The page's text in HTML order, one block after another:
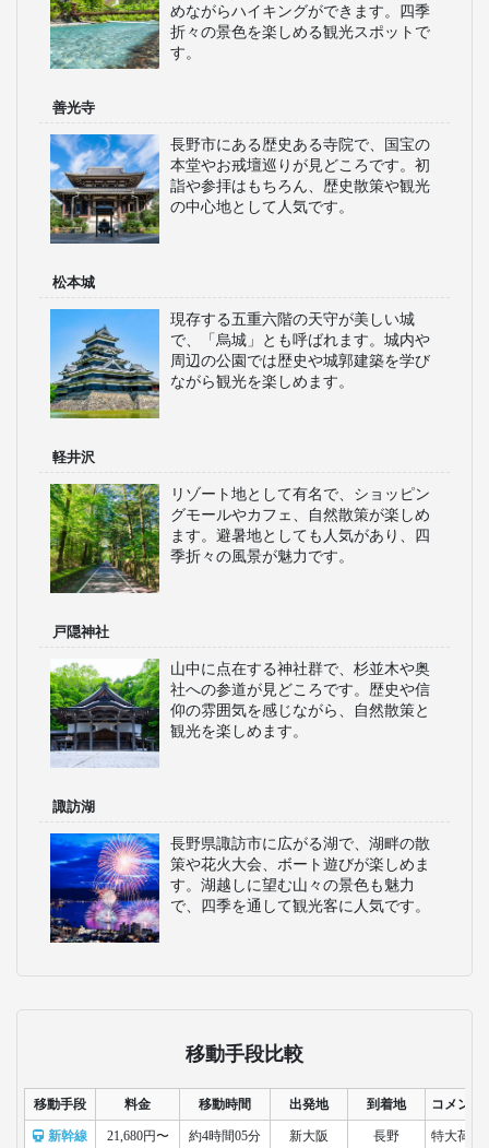
めながらハイキングができます。四季
折々の景色を楽しめる観光スポットで
す。
善光寺
長野市にある歴史ある寺院で、国宝の
本堂やお戒壇巡りが見どころです。初
詣や参拝はもちろん、歴史散策や観光
の中心地として人気です。
松本城
現存する五重六階の天守が美しい城
で、「烏城」とも呼ばれます。城内や
周辺の公園では歴史や城郭建築を学び
ながら観光を楽しめます。
軽井沢
リゾート地として有名で、ショッピン
グモールやカフェ、自然散策が楽しめ
ます。避暑地としても人気があり、四
季折々の風景が魅力です。
戸隠神社
山中に点在する神社群で、杉並木や奥
社への参道が見どころです。歴史や信
仰の雰囲気を感じながら、自然散策と
観光を楽しめます。
諏訪湖
長野県諏訪市に広がる湖で、湖畔の散
策や花火大会、ボート遊びが楽しめま
す。湖越しに望む山々の景色も魅力
で、四季を通して観光客に人気です。
移動手段比較
移動手段 料金 移動時間 出発地 到着地 コメント
新幹線 21,680円〜 約4時間05分 新大阪 長野 特大荷物